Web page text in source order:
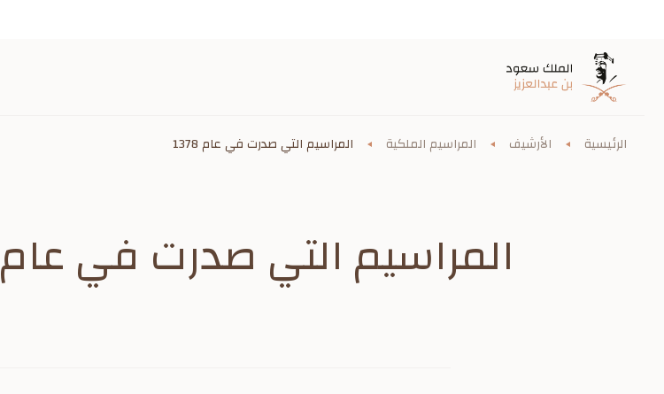
الرئيسية الأرشيف المراسيم الملكية المراسيم التي صدرت في عام 1378
المراسيم التي صدرت في عام 1378